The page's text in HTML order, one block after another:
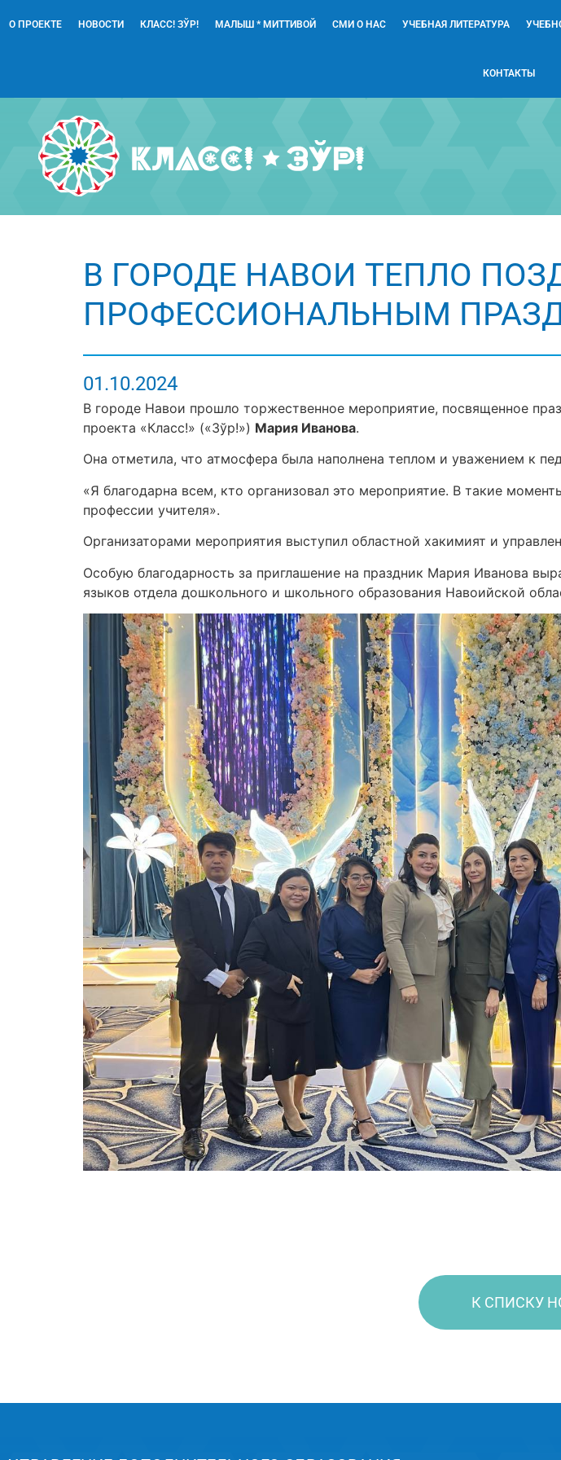
О ПРОЕКТЕ НОВОСТИ КЛАСС! ЗЎР! МАЛЫШ * МИТТИВОЙ СМИ О НАС УЧЕБНАЯ ЛИТЕРАТУРА
КОНТАКТЫ
В ГОРОДЕ НАВОИ ТЕПЛО
ПРОФЕССИОНАЛЬНЫМ
01.10.2024
В городе Навои прошло торжественное мероприятие, посвященное
проекта «Класс!» («Зўр!») Мария Иванова.
Она отметила, что атмосфера была наполнена теплом и уважением к
«Я благодарна всем, кто организовал это мероприятие. В такие
профессии учителя».
Организаторами мероприятия выступил областной хакимият и
Особую благодарность за приглашение на праздник Мария Иванова
языков отдела дошкольного и школьного образования Навоийской
К СПИСКУ